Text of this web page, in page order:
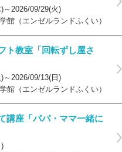
～2026/09/29(火)
館（エンゼルランドふくい）
ト教室「回転ずし屋さ
～2026/09/13(日)
館（エンゼルランドふくい）
講座「パパ・ママ一緒に